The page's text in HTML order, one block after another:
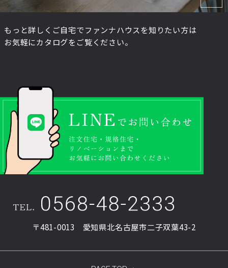
もっと詳しくご自宅でファンナハウスを知りたい方は
お気軽にカタログをご覧ください。
〒481-0013 愛知県北名古屋市二子双葉43-2